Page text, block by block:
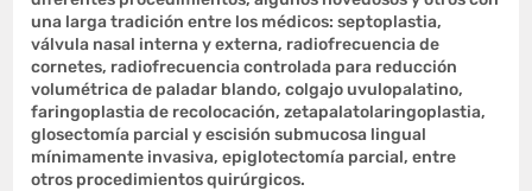
una larga tradición entre los médicos: septoplastia,
válvula nasal interna y externa, radiofrecuencia de
cornetes, radiofrecuencia controlada para reducción
volumétrica de paladar blando, colgajo uvulopalatino,
faringoplastia de recolocación, zetapalatolaringoplastia,
glosectomía parcial y escisión submucosa lingual
mínimamente invasiva, epiglotectomía parcial, entre
otros procedimientos quirúrgicos.